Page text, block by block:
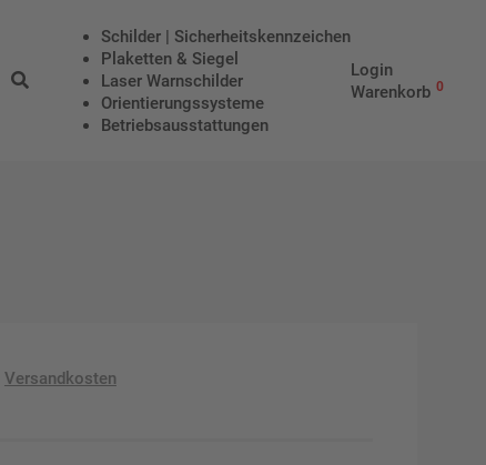
Schilder | Sicherheitskennzeichen
Plaketten & Siegel
Laser Warnschilder
Orientierungssysteme
Betriebs­aus­stattungen
Login
Warenkorb 0
Versandkosten